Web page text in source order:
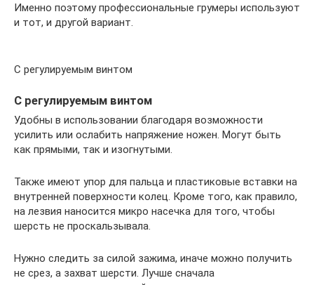
Именно поэтому профессиональные грумеры используют
и тот, и другой вариант.
С регулируемым винтом
С регулируемым винтом
Удобны в использовании благодаря возможности
усилить или ослабить напряжение ножен. Могут быть
как прямыми, так и изогнутыми.
Также имеют упор для пальца и пластиковые вставки на
внутренней поверхности колец. Кроме того, как правило,
на лезвия наносится микро насечка для того, чтобы
шерсть не проскальзывала.
Нужно следить за силой зажима, иначе можно получить
не срез, а захват шерсти. Лучше сначала